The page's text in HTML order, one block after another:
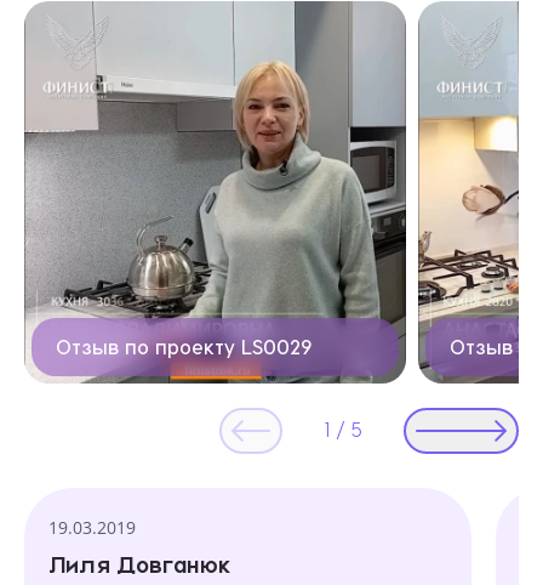
Видеоотзывы
Отзыв по проекту LS0029 Отзыв
1 / 5
19.03.2019
Лиля Довганюк